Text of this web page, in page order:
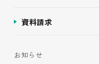
資料請求
お知らせ